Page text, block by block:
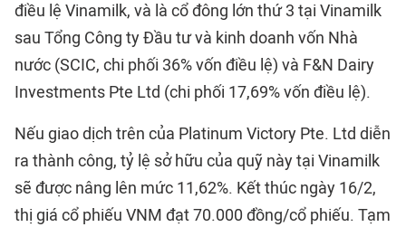
điều lệ Vinamilk, và là cổ đông lớn thứ 3 tại Vinamilk
sau Tổng Công ty Đầu tư và kinh doanh vốn Nhà
nước (SCIC, chi phối 36% vốn điều lệ) và F&N Dairy
Investments Pte Ltd (chi phối 17,69% vốn điều lệ).
Nếu giao dịch trên của Platinum Victory Pte. Ltd diễn
ra thành công, tỷ lệ sở hữu của quỹ này tại Vinamilk
sẽ được nâng lên mức 11,62%. Kết thúc ngày 16/2,
thị giá cổ phiếu VNM đạt 70.000 đồng/cổ phiếu. Tạm